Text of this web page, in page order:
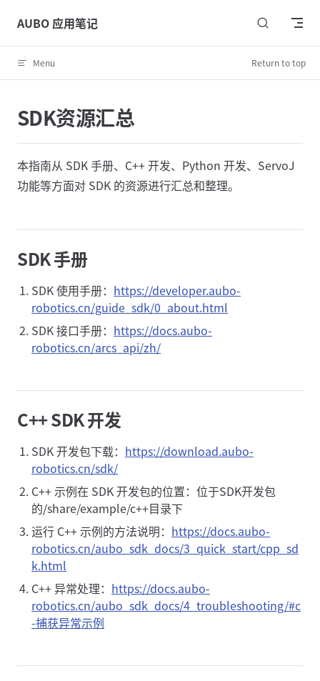
Skip to content
AUBO 应用笔记
Menu Return to top
SDK资源汇总
本指南从 SDK 手册、C++ 开发、Python 开发、ServoJ
功能等方面对 SDK 的资源进行汇总和整理。
SDK 手册
SDK 使用手册： https://developer.aubo-
robotics.cn/guide_sdk/0_about.html
SDK 接口手册： https://docs.aubo-
robotics.cn/arcs_api/zh/
C++ SDK 开发
SDK 开发包下载： https://download.aubo-
robotics.cn/sdk/
C++ 示例在 SDK 开发包的位置：位于SDK开发包
的/share/example/c++目录下
运行 C++ 示例的方法说明： https://docs.aubo-
robotics.cn/aubo_sdk_docs/3_quick_start/cpp_sd
k.html
C++ 异常处理： https://docs.aubo-
robotics.cn/aubo_sdk_docs/4_troubleshooting/#c
-捕获异常示例